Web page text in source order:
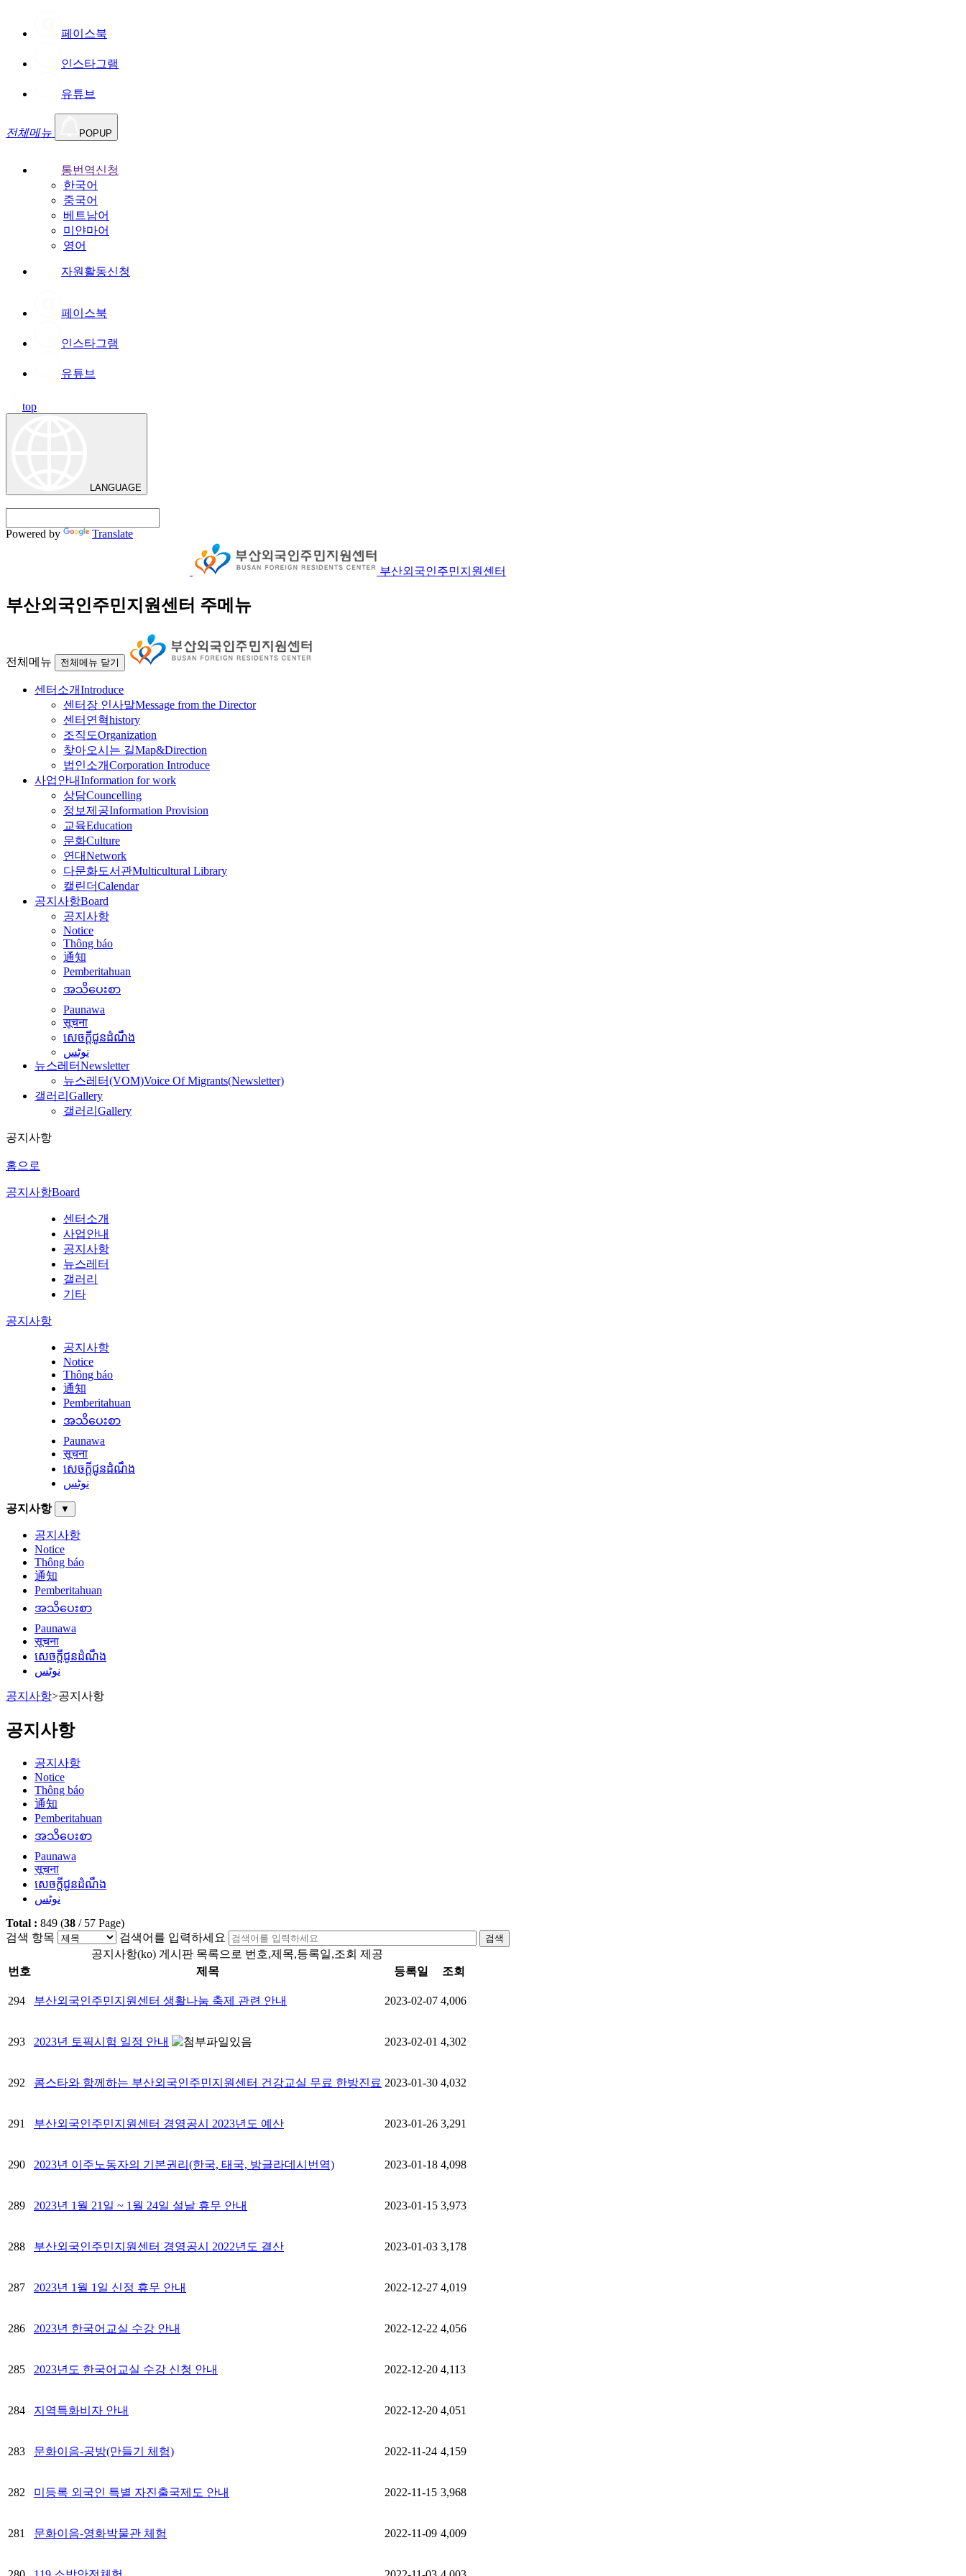
페이스북
인스타그램
유튜브
전체메뉴 POPUP
통번역신청
한국어
중국어
베트남어
미얀마어
영어
자원활동신청
페이스북
인스타그램
유튜브
top
LANGUAGE
Powered by Translate
부산외국인주민지원센터
부산외국인주민지원센터 주메뉴
전체메뉴 전체메뉴 닫기
센터소개Introduce
센터장 인사말Message from the Director
센터연혁history
조직도Organization
찾아오시는 길Map&Direction
법인소개Corporation Introduce
사업안내Information for work
상담Councelling
정보제공Information Provision
교육Education
문화Culture
연대Network
다문화도서관Multicultural Library
캘린더Calendar
공지사항Board
공지사항
Notice
Thông báo
通知
Pemberitahuan
အသိပေးစာ
Paunawa
सूचना
សេចក្តីជូនដំណឹង
نوٹس
뉴스레터Newsletter
뉴스레터(VOM)Voice Of Migrants(Newsletter)
갤러리 Gallery
갤러리 Gallery
공지사항
홈으로
공지사항Board
센터소개
사업안내
공지사항
뉴스레터
갤러리
기타
공지사항
공지사항
Notice
Thông báo
通知
Pemberitahuan
အသိပေးစာ
Paunawa
सूचना
សេចក្តីជូនដំណឹង
نوٹس
공지사항 ▼
공지사항
Notice
Thông báo
通知
Pemberitahuan
အသိပေးစာ
Paunawa
सूचना
សេចក្តីជូនដំណឹង
نوٹس
공지사항>공지사항
공지사항
공지사항
Notice
Thông báo
通知
Pemberitahuan
အသိပေးစာ
Paunawa
सूचना
សេចក្តីជូនដំណឹង
نوٹس
Total : 849 (38 / 57 Page)
검색 항목
검색어를 입력하세요 검색
공지사항(ko) 게시판 목록으로 번호,제목,등록일,조회 제공
번호
제목 등록일 조회
294 부산외국인주민지원센터 생활나눔 축제 관련 안내 2023-02-07 4,006
293 2023년 토픽시험 일정 안내 2023-02-01 4,302
292 콤스타와 함께하는 부산외국인주민지원센터 건강교실 무료 한방진료 2023-01-30 4,032
291 부산외국인주민지원센터 경영공시 2023년도 예산 2023-01-26 3,291
290 2023년 이주노동자의 기본권리(한국, 태국, 방글라데시번역) 2023-01-18 4,098
289 2023년 1월 21일 ~ 1월 24일 설날 휴무 안내 2023-01-15 3,973
288 부산외국인주민지원센터 경영공시 2022년도 결산 2023-01-03 3,178
287 2023년 1월 1일 신정 휴무 안내 2022-12-27 4,019
286 2023년 한국어교실 수강 안내 2022-12-22 4,056
285 2023년도 한국어교실 수강 신청 안내 2022-12-20 4,113
284 지역특화비자 안내 2022-12-20 4,051
283 문화이음-공방(만들기 체험) 2022-11-24 4,159
282 미등록 외국인 특별 자진출국제도 안내 2022-11-15 3,968
281 문화이음-영화박물관 체험 2022-11-09 4,009